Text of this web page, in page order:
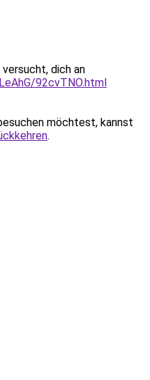
dich an
92cvTNO.html
möchtest, kannst
.